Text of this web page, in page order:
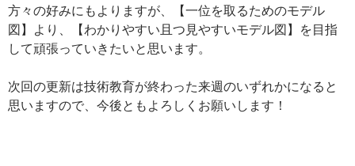
方々の好みにもよりますが、【一位を取るためのモデル
図】より、【わかりやすい且つ見やすいモデル図】を目指
して頑張っていきたいと思います。
次回の更新は技術教育が終わった来週のいずれかになると
思いますので、今後ともよろしくお願いします！